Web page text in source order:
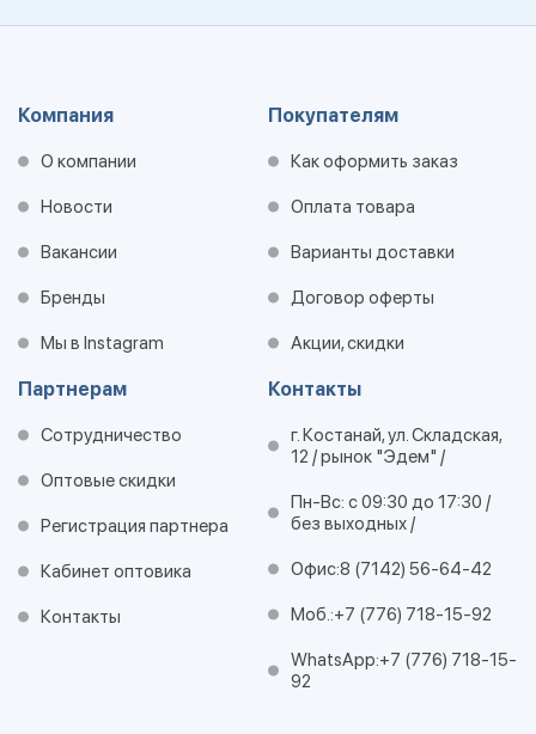
Компания
О компании
Новости
Вакансии
Бренды
Мы в Instagram
Покупателям
Как оформить заказ
Оплата товара
Варианты доставки
Договор оферты
Акции, скидки
Партнерам
Сотрудничество
Оптовые скидки
Регистрация партнера
Кабинет оптовика
Контакты
Контакты
г. Костанай, ул. Складская,
12 / рынок "Эдем" /
Пн-Вс: с 09:30 до 17:30 /
без выходных /
Офис:8 (7142) 56-64-42
Моб.:+7 (776) 718-15-92
WhatsApp:+7 (776) 718-15-
92